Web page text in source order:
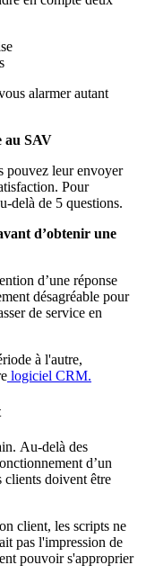
alarmer autant
au SAV
pouvez leur envoyer
Pour
delà de 5 questions.
d’obtenir une
d’une réponse
désagréable pour
de service en
à l'autre,
logiciel CRM.
Au-delà des
d’un
clients doivent être
client, les scripts ne
pas l'impression de
pouvoir s'approprier